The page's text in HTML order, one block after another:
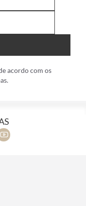
acordo com os